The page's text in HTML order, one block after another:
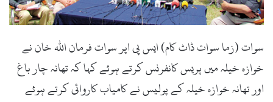
سوات (زما سوات ڈاٹ کام) ایس پی اپر سوات فرمان اللہ خان نے
خوازہ خیلہ میں پریس کانفرنس کرتے ہوئے کہا کہ تھانہ چار باغ
اور تھانہ خوازہ خیلہ کے پولیس نے کامیاب کاروائی کرتے ہوئے